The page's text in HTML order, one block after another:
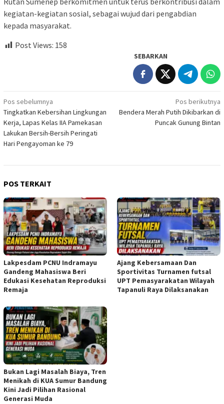
kegiatan-kegiatan sosial, sebagai wujud dari pengabdian
kepada masyarakat.
Post Views: 158
SEBARKAN
Navigasi
pos
Pos sebelumnya
Tingkatkan Kebersihan Lingkungan
Kerja, Lapas Kelas IIA Pamekasan
Lakukan Bersih-Bersih Peringati
Hari Pengayoman ke 79
Pos berikutnya
Bendera Merah Putih Dikibarkan di
Puncak Gunung Bintan
POS TERKAIT
Lakpesdam PCNU Indramayu
Gandeng Mahasiswa Beri
Edukasi Kesehatan Reproduksi
Remaja
Ajang Kebersamaan Dan
Sportivitas Turnamen futsal
UPT Pemasyarakatan Wilayah
Tapanuli Raya Dilaksanakan
Bukan Lagi Masalah Biaya, Tren
Menikah di KUA Sumur Bandung
Kini Jadi Pilihan Rasional
Generasi Muda